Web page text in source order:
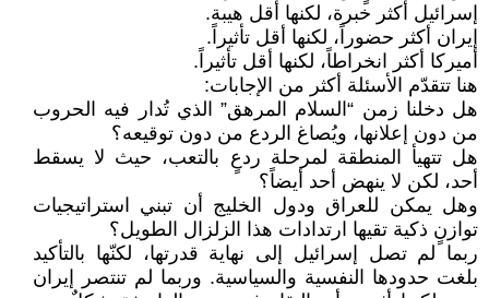
إسرائيل أكثر خبرة، لكنها أقل هيبة.
إيران أكثر حضوراً، لكنها أقل تأثيراً.
أميركا أكثر انخراطاً، لكنها أقل تأثيراً.
هنا تتقدّم الأسئلة أكثر من الإجابات:
هل دخلنا زمن “السلام المرهق” الذي تُدار فيه الحروب
من دون إعلانها، ويُصاغ الردع من دون توقيعه؟
هل تتهيأ المنطقة لمرحلة ردعٍ بالتعب، حيث لا يسقط
أحد، لكن لا ينهض أحد أيضاً؟
وهل يمكن للعراق ودول الخليج أن تبني استراتيجيات
توازنٍ ذكية تقيها ارتدادات هذا الزلزال الطويل؟
ربما لم تصل إسرائيل إلى نهاية قدرتها، لكنّها بالتأكيد
بلغت حدودها النفسية والسياسية. وربما لم تنتصر إيران